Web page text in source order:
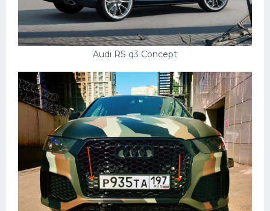
Audi RS q3 Concept